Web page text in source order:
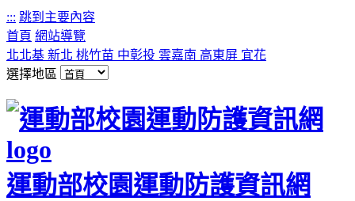
::: 跳到主要內容
首頁 網站導覽
北北基 新北 桃竹苗 中彰投 雲嘉南 高東屏 宜花
選擇地區
運動部校園運動防護資訊網